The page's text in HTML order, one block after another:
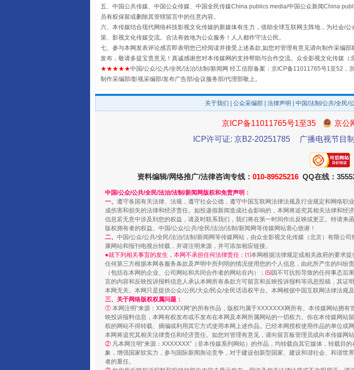
扯下公款旅游的“隐身衣” 如何以同查同治破解
“蜀中异人”王建安的艺术幻境
完善运行机制助力责任有效落实 一纸欠条伤亲情 巡回
五、中国公共传媒、中国公众传媒、中国全民传媒China publics media/中国公众新闻China
员有权保留或删除其管辖留言中的任意内容。
六、本传媒结合现代网络科技影视文化传媒的新媒体有生力，借助全球互联网主阵地，为社会/
策、影视文化传媒交流。合法有效地为公众服务！人人都作守法公民。
七、参与本网发表评论感言即表明您已经阅读并接受上述条款,如您对管理有意见请向制作采编
发布，敬请多提宝贵意见！真诚感谢您对本传媒网的支持帮助与合作交流。众全影视文化传媒（
★★★★★中国/公众/公共/全民/法治/法制/新闻网 经工信部备案：京ICP备11011765号1至52，
制作采编部/影视采编部/发布广告部/会议服务部/代理部敬上。
关于我们 公众采编部 法律声明 | 中国/法制/公共/全民/
京ICP备11011765号1至35
京公
ICP许可证: 京B2-20251785
广播电视节目
资料编辑/网络推广/法律咨询专线： 010-89525216 QQ在线：
中国/公众/公共/全民/法治/法制/新闻网版权和免责声明：
一、 遵守各国有关法律、法规，遵守社会公德，遵守中国互联网法律法规及行业规定和网络
成伤害和损失的法律和经济责任。如投递假新闻造成社会影响的，本网将追究其相关法律和
信息若无意中涉及到您的权益，请及时联系我们，我们将在第一时间作出反映或更正。特请
版权拥有者的权益。中国/公众/公共/全民/法治/法制/新闻网等传媒网站衷心致谢！
二、 中国/公众/公共/全民/法治/法制/新闻网等传媒网站，由众全影视文化传媒（北京）有限公
康网站和报刊电视台转载，并请注明来源，并可添加相应链接。
●就下列相关事宜的发生，本网不承担任何法律责任：⑴本网根据法律规定或相关政府的要求提
任何第三方根据本网各服务条款及声明中所列明的情况使用您的个人信息，由此所产生的纠纷责
（包括在本网的企业、公司网站和共同合作者的网站在内）； ⑸因不可抗拒导致的任何事态后果
言的内容和反映投诉报料信息人承认本网所有条款方可留言和反映投诉报料等讯息投稿，其
本网无关。本网只是提供公众/公民/大众/民众/全民话语权平台。本网根据中国互联网法律法规
三、关于网络版权权属问题：
① 本网注明“来源：XXXXXXX网”的所有作品，版权均属于XXXXXXX网所有。本传媒网站拥
映投诉报料信息，本网有权发布或不发布在本网及本网所属网站的一切权力。你在本传媒网
权的网站不得转载、摘编或利用其它方式使用本网上述作品。已经本网授权使用作品的单位或
本网将追究其相关法律责任和经济责任。如您对管理有意见，请向留言板管理员或向本传媒网站
② 凡本网注明“来源：XXXXXXX”（非本传媒系列网站）的作品，均转载自其它媒体，转载目
象，增强国家软实力，参与国际新闻舆论竞争，对于建设创新型国家、建设和谐社会、和谐
者的重任。